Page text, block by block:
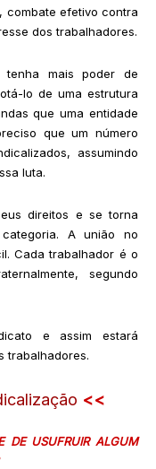
combate efetivo contra
dos trabalhadores.
mais poder de
lo de uma estrutura
que uma entidade
que um número
assumindo
luta.
direitos e se torna
A união no
Cada trabalhador é o
segundo
e assim estará
trabalhadores.
<<
DE USUFRUIR ALGUM